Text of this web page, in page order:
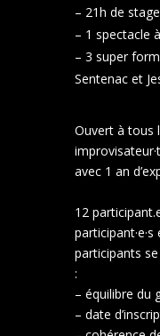
– 21h de stage
– 1 spectacle
– 3 super
Sentenac et
Ouvert à tous
avec 1 an
12
participants
:
– équilibre du
– date